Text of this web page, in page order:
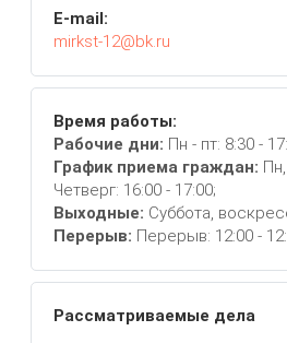
E-mail:
mirkst-12@bk.ru
Время работы:
Рабочие дни: Пн - пт: 8:30 -
График приема граждан:
Четверг: 16:00 - 17:00;
Выходные: Суббота,
Перерыв: Перерыв: 12:00 -
Рассматриваемые дела